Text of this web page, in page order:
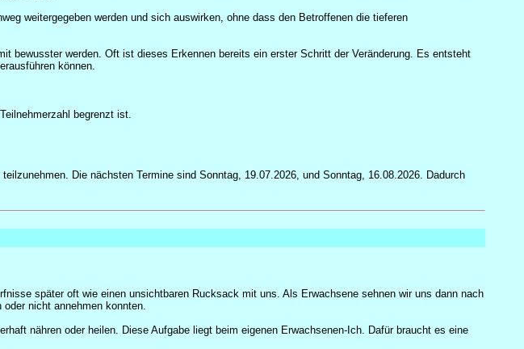
weitergegeben werden und sich auswirken, ohne dass den Betroffenen die tieferen
bewusster werden. Oft ist dieses Erkennen bereits ein erster Schritt der Veränderung. Es entsteht
können.
begrenzt ist.
Die nächsten Termine sind Sonntag, 19.07.2026, und Sonntag, 16.08.2026. Dadurch
später oft wie einen unsichtbaren Rucksack mit uns. Als Erwachsene sehnen wir uns dann nach
nicht annehmen konnten.
nähren oder heilen. Diese Aufgabe liegt beim eigenen Erwachsenen-Ich. Dafür braucht es eine